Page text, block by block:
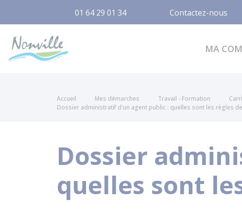
01 64 29 01 34 Contactez-nous
MA
Accueil Mes démarches Travail - Formation
Dossier administratif d'un agent public : quelles sont les règles
Dossier
quelles sont